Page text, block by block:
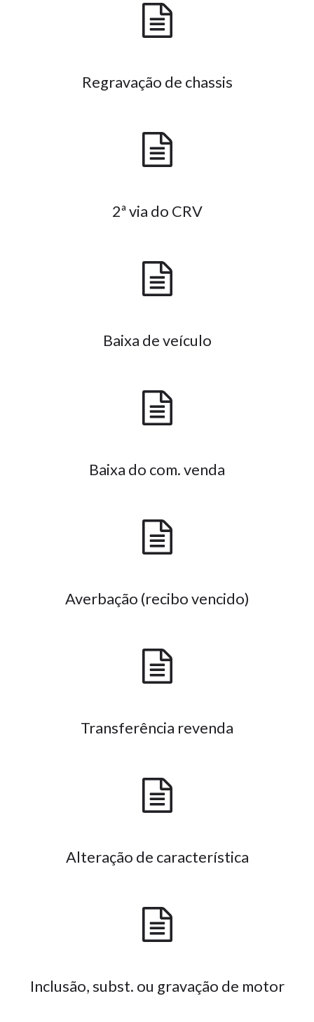
Regravação de chassis
2ª via do CRV
Baixa de veículo
Baixa do com. venda
Averbação (recibo vencido)
Transferência revenda
Alteração de característica
Inclusão, subst. ou gravação de motor